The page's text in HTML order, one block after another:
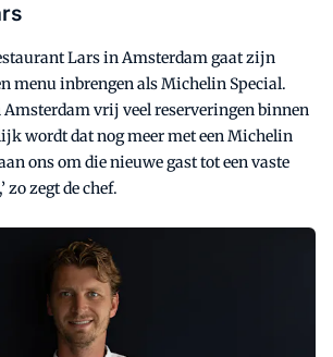
Lars in Amsterdam gaat zijn
menu inbrengen als Michelin Special.
vrij veel reserveringen binnen
wordt dat nog meer met een Michelin
ons om die nieuwe gast tot een vaste
zo zegt de chef.